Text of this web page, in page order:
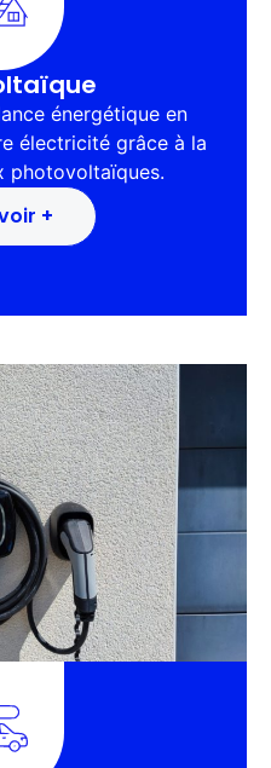
énergétique en
électricité grâce à la
photovoltaïques.
+